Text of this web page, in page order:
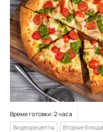
Время готовки: 2 часа
Видеорецепты
Вторые блюда